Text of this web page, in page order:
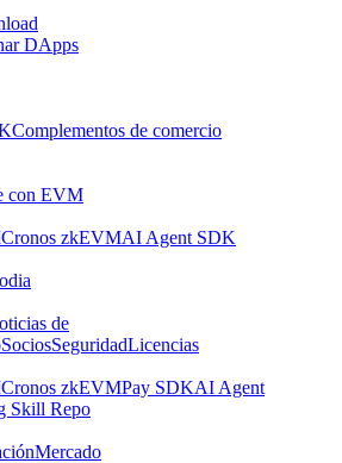
DApps
Complementos de comercio
con EVM
Cronos zkEVMAI Agent SDK
de
SociosSeguridadLicencias
Cronos zkEVMPay SDKAI Agent
Skill Repo
Mercado